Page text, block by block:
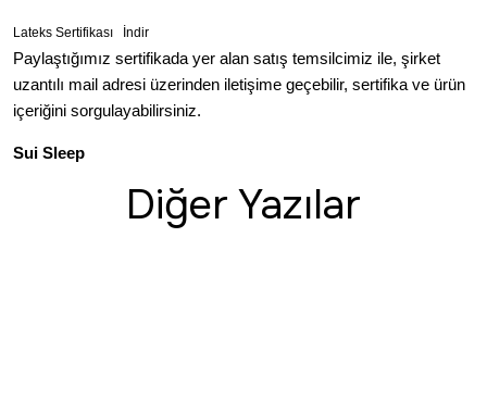
Lateks Sertifikası İndir
Paylaştığımız sertifikada yer alan satış temsilcimiz ile, şirket
uzantılı mail adresi üzerinden iletişime geçebilir, sertifika ve ürün
içeriğini sorgulayabilirsiniz.
Sui Sleep
Diğer Yazılar